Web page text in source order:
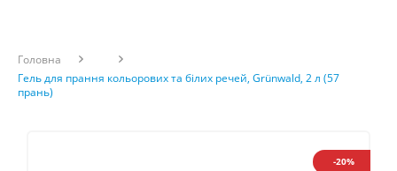
Головна
Гель для прання кольорових та білих речей, Grünwald, 2 л (57
прань)
-20%